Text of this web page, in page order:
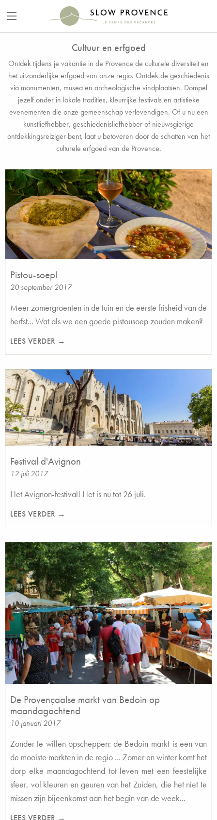
Cultuur en erfgoed
Ontdek tijdens je vakantie in de Provence de culturele diversiteit en
het uitzonderlijke erfgoed van onze regio. Ontdek de geschiedenis
via monumenten, musea en archeologische vindplaatsen. Dompel
jezelf onder in lokale tradities, kleurrijke festivals en artistieke
evenementen die onze gemeenschap verlevendigen. Of u nu een
kunstliefhebber, geschiedenisliefhebber of nieuwsgierige
ontdekkingsreiziger bent, laat u betoveren door de schatten van het
culturele erfgoed van de Provence.
Pistou-soep!
20 september 2017
Meer zomergroenten in de tuin en de eerste frisheid van de
herfst... Wat als we een goede pistousoep zouden maken?
LEES VERDER →
Festival d'Avignon
12 juli 2017
Het Avignon-festival! Het is nu tot 26 juli.
LEES VERDER →
De Provençaalse markt van Bedoin op
maandagochtend
10 januari 2017
Zonder te willen opscheppen: de Bedoin-markt is een van
de mooiste markten in de regio ... Zomer en winter komt het
dorp elke maandagochtend tot leven met een feestelijke
sfeer, vol kleuren en geuren van het Zuiden, die het niet te
missen zijn bijeenkomst aan het begin van de week...
LEES VERDER →